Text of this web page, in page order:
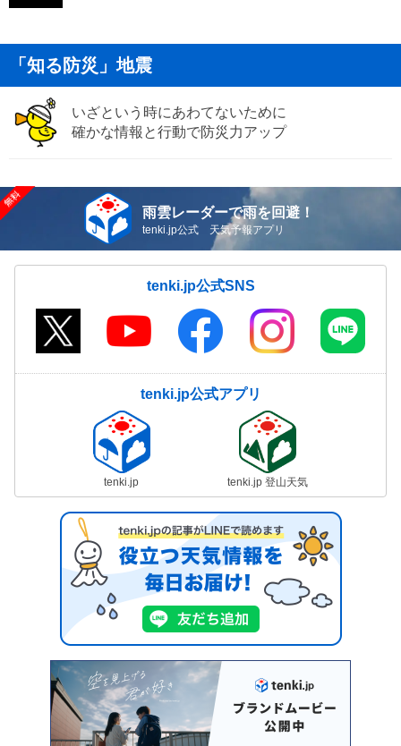
「知る防災」地震
いざという時にあわてないために
確かな情報と行動で防災力アップ
雨雲レーダーで雨を回避！
tenki.jp公式 天気予報アプリ
tenki.jp公式SNS
tenki.jp公式アプリ
tenki.jp tenki.jp 登山天気